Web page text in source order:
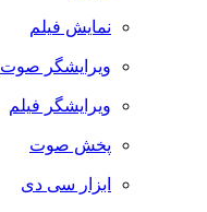
نمایش فیلم
ویرایشگر صوت
ویرایشگر فیلم
پخش صوت
ابزار سی دی